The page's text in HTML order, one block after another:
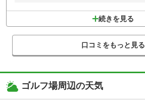
続きを見る
口コミをもっと見る
ゴルフ場周辺の天気